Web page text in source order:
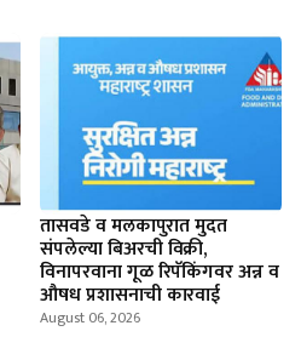
तासवडे व मलकापुरात मुदत
संपलेल्या बिअरची विक्री,
विनापरवाना गूळ रिपॅकिंगवर अन्न व
औषध प्रशासनाची कारवाई
August 06, 2026